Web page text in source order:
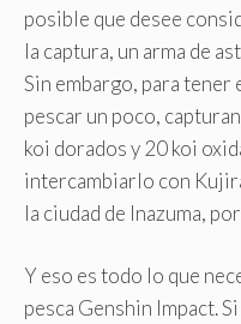
posible que desee
la captura, un arma de
Sin embargo, para tener
pescar un poco,
koi dorados y 20 koi
intercambiarlo con
la ciudad de Inazuma,
Y eso es todo lo que
pesca Genshin Impact.